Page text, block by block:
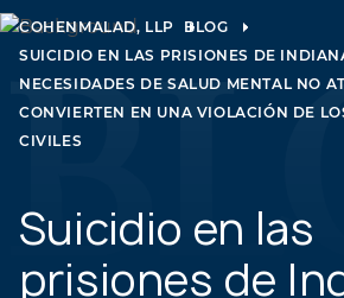
COHENMALAD, LLP
BLOG
SUICIDIO EN LAS PRISIONES DE
NECESIDADES DE SALUD MENTAL NO
CONVIERTEN EN UNA VIOLACIÓN DE
CIVILES
Suicidio en las
prisiones de